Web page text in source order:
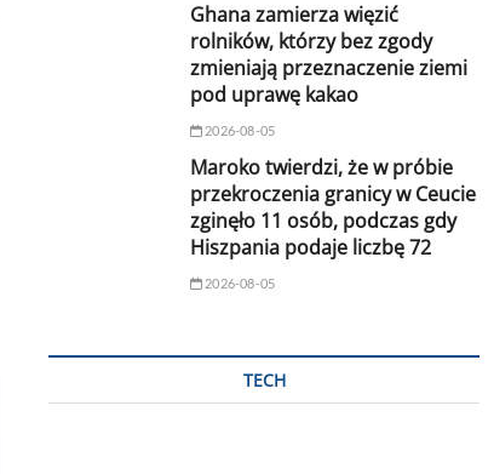
Ghana zamierza więzić
rolników, którzy bez zgody
zmieniają przeznaczenie ziemi
pod uprawę kakao
2026-08-05
Maroko twierdzi, że w próbie
przekroczenia granicy w Ceucie
zginęło 11 osób, podczas gdy
Hiszpania podaje liczbę 72
2026-08-05
TECH